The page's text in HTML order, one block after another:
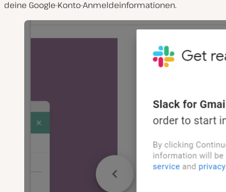
deine Google-Konto-Anmeldeinformationen.